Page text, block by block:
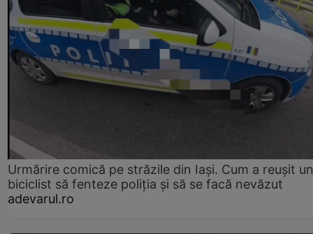
Urmărire comică pe străzile din Iași. Cum a reușit un
biciclist să fenteze poliția și să se facă nevăzut
adevarul.ro